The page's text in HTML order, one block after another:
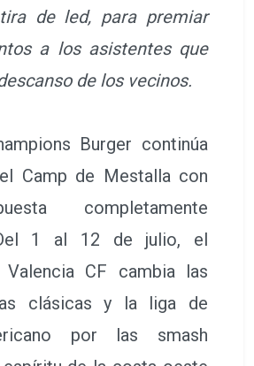
de led, para premiar
a los asistentes que
de los vecinos.
Burger continúa
Camp de Mestalla con
completamente
1 al 12 de julio, el
CF cambia las
clásicas y la liga de
por las smash